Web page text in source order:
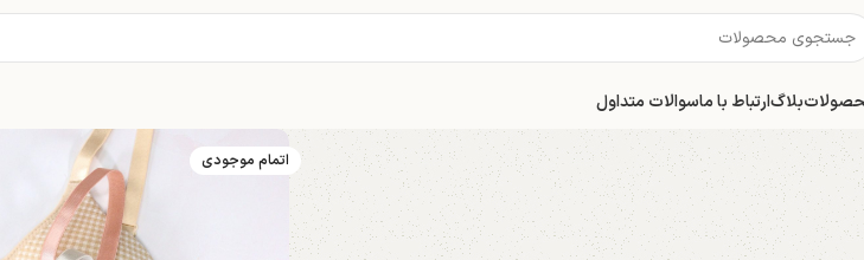
بلاگارتباط با ماسوالات متداول
اتمام موجودی